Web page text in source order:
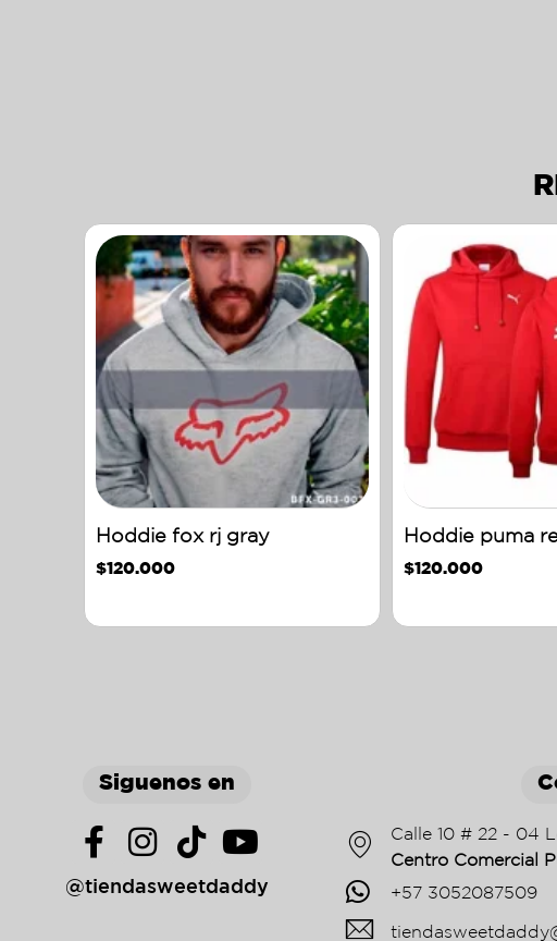
Hoddie fox rj gray
$120.000
Hoddie puma
$120.000
Siguenos en
@tiendasweetdaddy
Calle 10 # 22 - 04
Centro Comercial
+57 3052087509